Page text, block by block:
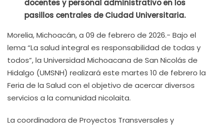
docentes y personal administrativo en los
pasillos centrales de Ciudad Universitaria.
Morelia, Michoacán, a 09 de febrero de 2026.- Bajo el
lema “La salud integral es responsabilidad de todas y
todos”, la Universidad Michoacana de San Nicolás de
Hidalgo (UMSNH) realizará este martes 10 de febrero la
Feria de la Salud con el objetivo de acercar diversos
servicios a la comunidad nicolaita.
La coordinadora de Proyectos Transversales y